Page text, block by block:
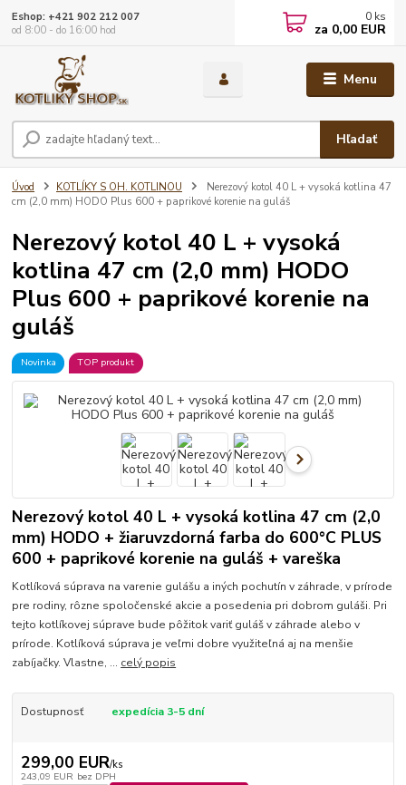
Menu
Hľadať
Eshop: +421 902 212 007
od 8:00 - do 16:00 hod
0 ks
za 0,00 EUR
Úvod KOTLÍKY S OH. KOTLINOU
Nerezový kotol 40 L + vysoká kotlina 47
cm (2,0 mm) HODO Plus 600 + paprikové korenie na guláš
Nerezový kotol 40 L + vysoká
kotlina 47 cm (2,0 mm) HODO
Plus 600 + paprikové korenie na
guláš
Novinka TOP produkt
Nerezový kotol 40 L + vysoká kotlina 47 cm (2,0
mm) HODO + žiaruvzdorná farba do 600°C PLUS
600 + paprikové korenie na guláš + vareška
Kotlíková súprava na varenie gulášu a iných pochutín v záhrade, v prírode
pre rodiny, rôzne spoločenské akcie a posedenia pri dobrom guláši. Pri
tejto kotlíkovej súprave bude pôžitok variť guláš v záhrade alebo v
prírode. Kotlíková súprava je veľmi dobre využiteľná aj na menšie
zabíjačky. Vlastne, ... celý popis
Dostupnosť expedícia 3-5 dní
299,00 EUR/ks
243,09 EUR bez DPH